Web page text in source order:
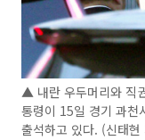
▲ 내란 우두머리와 직
통령이 15일 경기 과천
출석하고 있다. (신태